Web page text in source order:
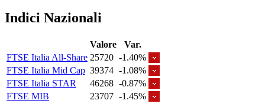
Indici Nazionali
Valore
Var.
FTSE Italia All-Share 25720 -1.40%
FTSE Italia Mid Cap 39374 -1.08%
FTSE Italia STAR
46268 -0.87%
FTSE MIB
23707 -1.45%